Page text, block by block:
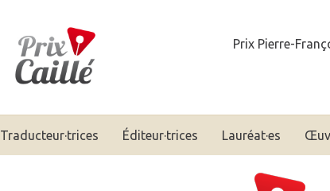
Prix Pierre-
Traducteur·trices Éditeur·trices Lauréat·es